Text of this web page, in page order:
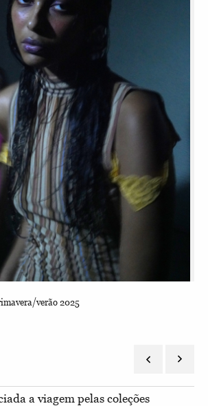
verão 2025
a viagem pelas coleções